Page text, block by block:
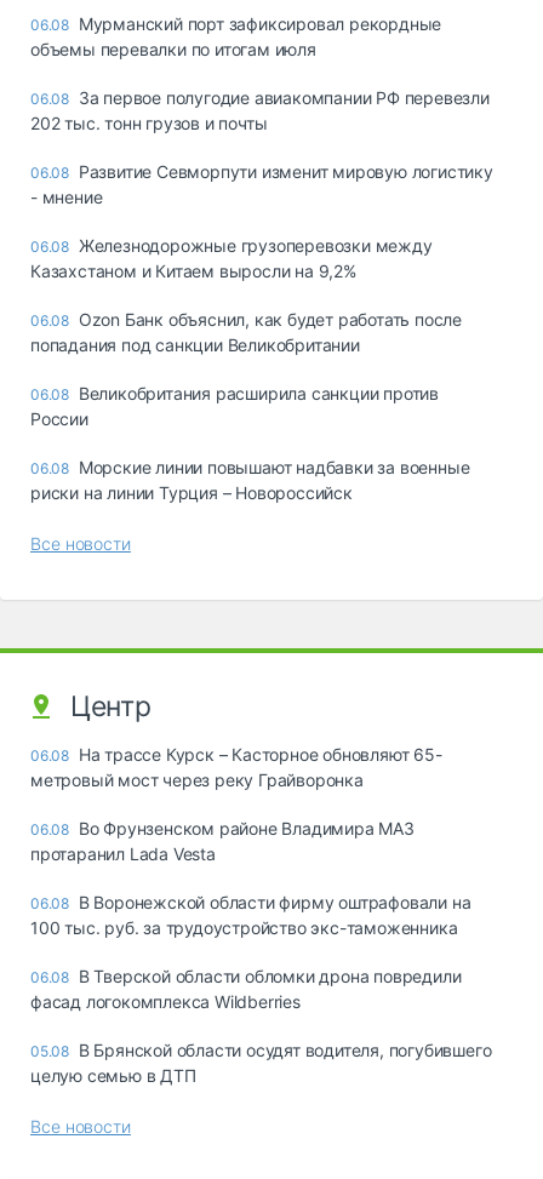
06.08 Мурманский порт зафиксировал рекордные
объемы перевалки по итогам июля
06.08 За первое полугодие авиакомпании РФ перевезли
202 тыс. тонн грузов и почты
06.08 Развитие Севморпути изменит мировую логистику
- мнение
06.08 Железнодорожные грузоперевозки между
Казахстаном и Китаем выросли на 9,2%
06.08 Ozon Банк объяснил, как будет работать после
попадания под санкции Великобритании
06.08 Великобритания расширила санкции против
России
06.08 Морские линии повышают надбавки за военные
риски на линии Турция – Новороссийск
Все новости
Центр
06.08 На трассе Курск – Касторное обновляют 65-
метровый мост через реку Грайворонка
06.08 Во Фрунзенском районе Владимира МАЗ
протаранил Lada Vesta
06.08 В Воронежской области фирму оштрафовали на
100 тыс. руб. за трудоустройство экс-таможенника
06.08 В Тверской области обломки дрона повредили
фасад логокомплекса Wildberries
05.08 В Брянской области осудят водителя, погубившего
целую семью в ДТП
Все новости